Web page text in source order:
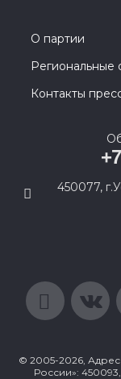
О партии
Региональные
Контакты
450077,
© 2005-2026,
России»: